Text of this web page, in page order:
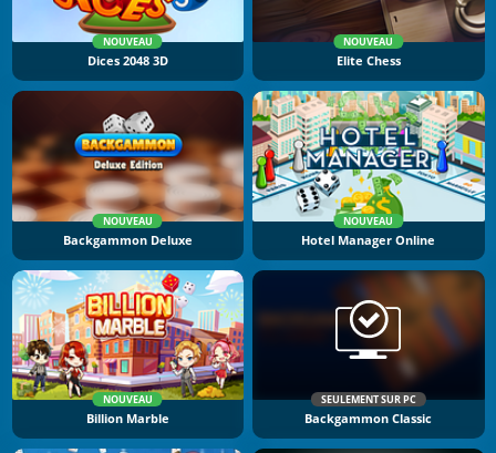
NOUVEAU
Dices 2048 3D
NOUVEAU
Elite Chess
NOUVEAU
Backgammon Deluxe
NOUVEAU
Hotel Manager Online
NOUVEAU
Billion Marble
SEULEMENT SUR PC
Backgammon Classic